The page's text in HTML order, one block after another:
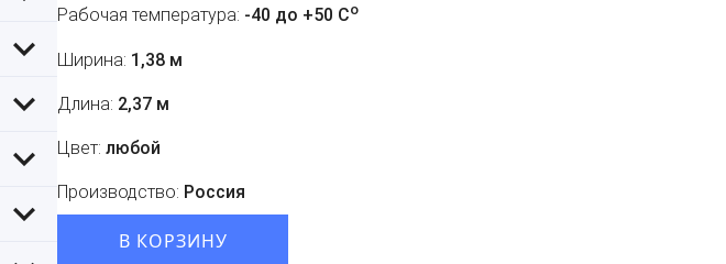
Рабочая температура: -40 до +50 Co
Ширина: 1,38 м
Длина: 2,37 м
Цвет: любой
Производство: Россия
В КОРЗИНУ